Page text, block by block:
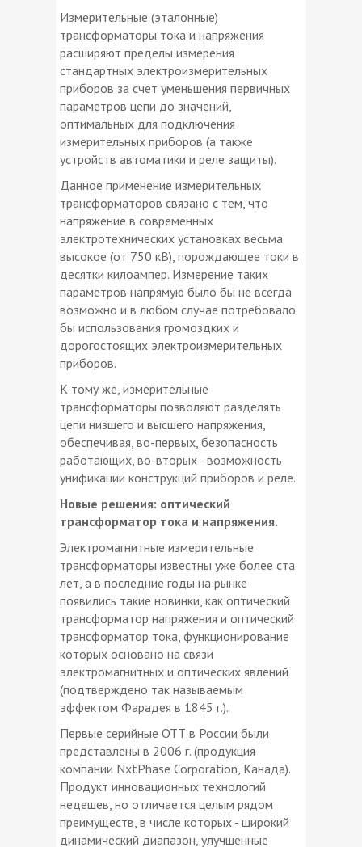
Измерительные (эталонные)
трансформаторы тока и напряжения
расширяют пределы измерения
стандартных электроизмерительных
приборов за счет уменьшения первичных
параметров цепи до значений,
оптимальных для подключения
измерительных приборов (а также
устройств автоматики и реле защиты).
Данное применение измерительных
трансформаторов связано с тем, что
напряжение в современных
электротехнических установках весьма
высокое (от 750 кВ), порождающее токи в
десятки килоампер. Измерение таких
параметров напрямую было бы не всегда
возможно и в любом случае потребовало
бы использования громоздких и
дорогостоящих электроизмерительных
приборов.
К тому же, измерительные
трансформаторы позволяют разделять
цепи низшего и высшего напряжения,
обеспечивая, во-первых, безопасность
работающих, во-вторых - возможность
унификации конструкций приборов и реле.
Новые решения: оптический
трансформатор тока и напряжения.
Электромагнитные измерительные
трансформаторы известны уже более ста
лет, а в последние годы на рынке
появились такие новинки, как оптический
трансформатор напряжения и оптический
трансформатор тока, функционирование
которых основано на связи
электромагнитных и оптических явлений
(подтверждено так называемым
эффектом Фарадея в 1845 г.).
Первые серийные ОТТ в России были
представлены в 2006 г. (продукция
компании NхtPhase Corporation, Канада).
Продукт инновационных технологий
недешев, но отличается целым рядом
преимуществ, в числе которых - широкий
динамический диапазон, улучшенные